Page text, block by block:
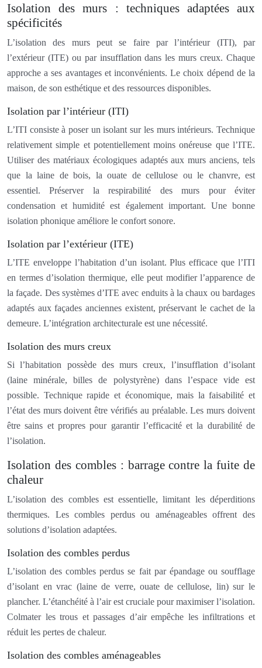
Isolation des murs : techniques adaptées aux
spécificités
L’isolation des murs peut se faire par l’intérieur (ITI), par
l’extérieur (ITE) ou par insufflation dans les murs creux. Chaque
approche a ses avantages et inconvénients. Le choix dépend de la
maison, de son esthétique et des ressources disponibles.
Isolation par l’intérieur (ITI)
L’ITI consiste à poser un isolant sur les murs intérieurs. Technique
relativement simple et potentiellement moins onéreuse que l’ITE.
Utiliser des matériaux écologiques adaptés aux murs anciens, tels
que la laine de bois, la ouate de cellulose ou le chanvre, est
essentiel. Préserver la respirabilité des murs pour éviter
condensation et humidité est également important. Une bonne
isolation phonique améliore le confort sonore.
Isolation par l’extérieur (ITE)
L’ITE enveloppe l’habitation d’un isolant. Plus efficace que l’ITI
en termes d’isolation thermique, elle peut modifier l’apparence de
la façade. Des systèmes d’ITE avec enduits à la chaux ou bardages
adaptés aux façades anciennes existent, préservant le cachet de la
demeure. L’intégration architecturale est une nécessité.
Isolation des murs creux
Si l’habitation possède des murs creux, l’insufflation d’isolant
(laine minérale, billes de polystyrène) dans l’espace vide est
possible. Technique rapide et économique, mais la faisabilité et
l’état des murs doivent être vérifiés au préalable. Les murs doivent
être sains et propres pour garantir l’efficacité et la durabilité de
l’isolation.
Isolation des combles : barrage contre la fuite de
chaleur
L’isolation des combles est essentielle, limitant les déperditions
thermiques. Les combles perdus ou aménageables offrent des
solutions d’isolation adaptées.
Isolation des combles perdus
L’isolation des combles perdus se fait par épandage ou soufflage
d’isolant en vrac (laine de verre, ouate de cellulose, lin) sur le
plancher. L’étanchéité à l’air est cruciale pour maximiser l’isolation.
Colmater les trous et passages d’air empêche les infiltrations et
réduit les pertes de chaleur.
Isolation des combles aménageables